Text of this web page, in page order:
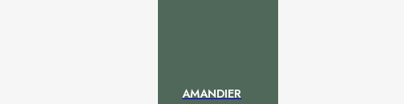
AMANDIER